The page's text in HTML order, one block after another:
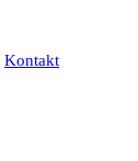
Kontakt